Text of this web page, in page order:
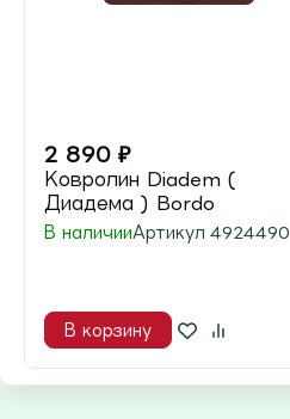
2 890 ₽
Ковролин Diadem (
Диадема ) Bordo
В наличииАртикул 4924490
В корзину